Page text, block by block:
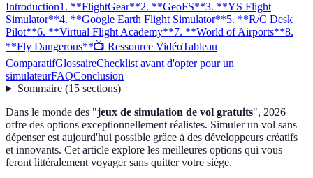
Introduction1. **FlightGear**2. **GeoFS**3. **YS Flight
Simulator**4. **Google Earth Flight Simulator**5. **R/C Desk
Pilot**6. **Virtual Flight Academy**7. **World of Airports**8.
**Fly Dangerous**📺 Ressource VidéoTableau
ComparatifGlossaireChecklist avant d'opter pour un
simulateurFAQConclusion
Sommaire(15 sections)
Dans le monde des "jeux de simulation de vol gratuits", 2026
offre des options exceptionnellement réalistes. Simuler un vol sans
dépenser est aujourd'hui possible grâce à des développeurs créatifs
et innovants. Cet article explore les meilleures options qui vous
feront littéralement voyager sans quitter votre siège.